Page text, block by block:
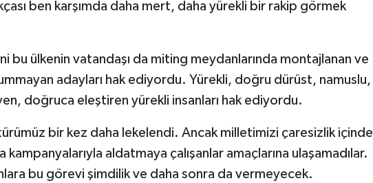
ben karşımda daha mert, daha yürekli bir rakip görmek
bu ülkenin vatandaşı da miting meydanlarında montajlanan ve
adayları hak ediyordu. Yürekli, doğru dürüst, namuslu,
doğruca eleştiren yürekli insanları hak ediyordu.
bir kez daha lekelendi. Ancak milletimizi çaresizlik içinde
kampanyalarıyla aldatmaya çalışanlar amaçlarına ulaşamadılar.
bu görevi şimdilik ve daha sonra da vermeyecek.